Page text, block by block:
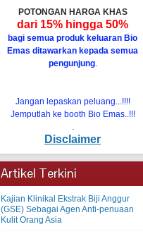
POTONGAN HARGA KHAS
dari 15% hingga 50%
bagi semua produk keluaran Bio
Emas ditawarkan kepada semua
pengunjung.
Jangan lepaskan peluang...!!!!
Jemputlah ke booth Bio Emas..!!!
.
Disclaimer
Artikel Terkini
Kajian Klinikal Ekstrak Biji Anggur
(GSE) Sebagai Agen Anti-penuaan
Kulit Orang Asia